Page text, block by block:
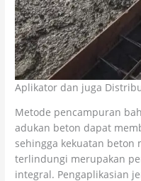
Aplikator dan juga
Metode pencampuran
adukan beton dapat
sehingga kekuatan beton
terlindungi merupakan
integral. Pengaplikasian